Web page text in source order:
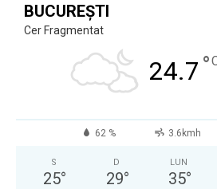
BUCUREȘTI
Cer Fragmentat
24.7 °
62 % 3.6kmh
S
25°
D
29°
LUN
35°